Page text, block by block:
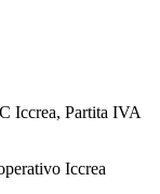
Iccrea, Partita IVA
Iccrea